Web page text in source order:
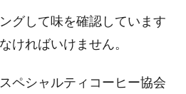
グして味を確認しています
ければいけません。
ペシャルティコーヒー協会